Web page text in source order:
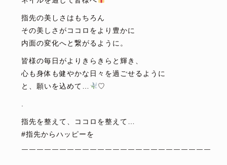
指先の美しさはもちろん
その美しさがココロをより豊かに
内面の変化へと繋がるように。
皆様の毎日がよりきらきらと輝き、
心も身体も健やかな日々を過ごせるように
と、願いを込めて…
♡
指先を整えて、ココロを整えて…
#指先からハッピーを
￣￣￣￣￣￣￣￣￣￣￣￣￣￣￣￣￣￣￣￣￣￣￣￣￣